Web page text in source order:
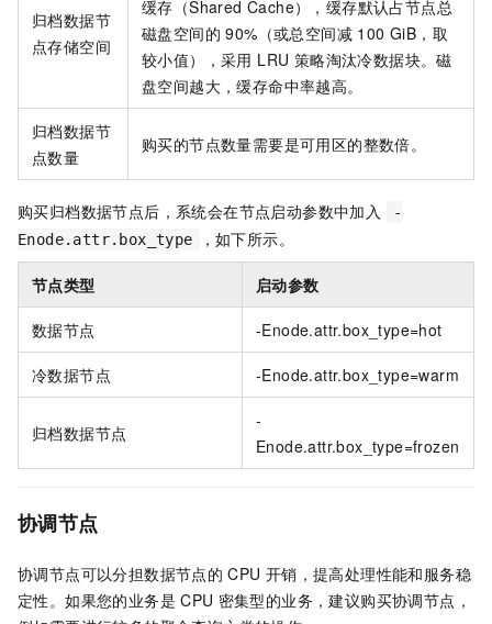
归档数据节
点存储空间
缓存（Shared Cache），缓存默认占节点总
磁盘空间的 90%（或总空间减 100 GiB，取
较小值），采用 LRU 策略淘汰冷数据块。磁
盘空间越大，缓存命中率越高。
归档数据节
点数量
购买的节点数量需要是可用区的整数倍。
购买归档数据节点后，系统会在节点启动参数中加入
-
Enode.attr.box_type
，如下所示。
节点类型 启动参数
数据节点 -Enode.attr.box_type=hot
冷数据节点 -Enode.attr.box_type=warm
归档数据节点
-
Enode.attr.box_type=frozen
协调节点
协调节点可以分担数据节点的 CPU 开销，提高处理性能和服务稳
定性。如果您的业务是 CPU 密集型的业务，建议购买协调节点，